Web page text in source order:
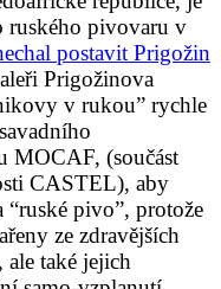
ruského pivovaru v
postavit Prigožin
Prigožinova
v rukou” rychle
MOCAF, (součást
CASTEL), aby
pivo”, protože
ze zdravějších
také jejich